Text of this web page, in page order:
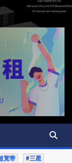
宽带 #三星